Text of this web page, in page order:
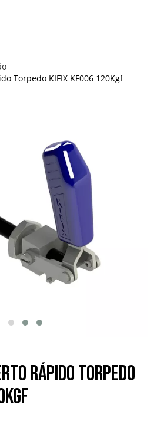
Torpedo KIFIX KF006 120Kgf
Rápido Torpedo